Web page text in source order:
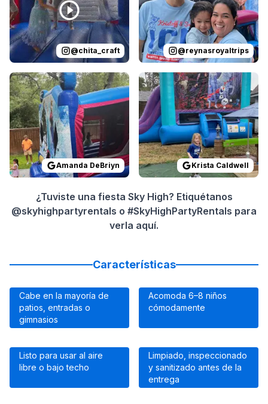
@chita_craft @reynasroyaltrips
Reviewed onGoogleReviewsbyAmanda DeBriyn:
Amanda DeBriyn
Reviewed onGoogleReviews
Krista Caldwell
¿Tuviste una fiesta Sky High? Etiquétanos
@skyhighpartyrentals o #SkyHighPartyRentals para
verla aquí.
Características
Cabe en la mayoría de
patios, entradas o
gimnasios
Acomoda 6–8 niños
cómodamente
Listo para usar al aire
libre o bajo techo
Limpiado, inspeccionado
y sanitizado antes de la
entrega